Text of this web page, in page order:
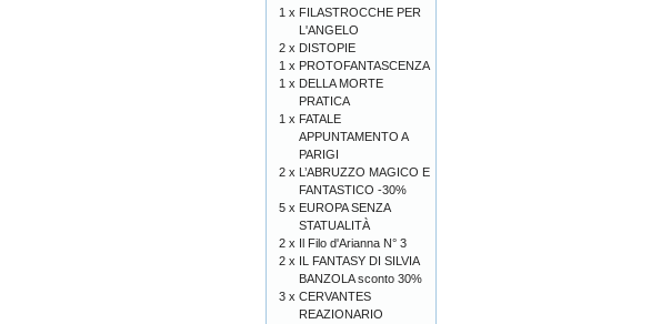
1 x FILASTROCCHE PER
L'ANGELO
2 x DISTOPIE
1 x PROTOFANTASCENZA
1 x DELLA MORTE
PRATICA
1 x FATALE
APPUNTAMENTO A
PARIGI
2 x L’ABRUZZO MAGICO E
FANTASTICO -30%
5 x EUROPA SENZA
STATUALITÀ
2 x Il Filo d'Arianna N° 3
2 x IL FANTASY DI SILVIA
BANZOLA sconto 30%
3 x CERVANTES
REAZIONARIO